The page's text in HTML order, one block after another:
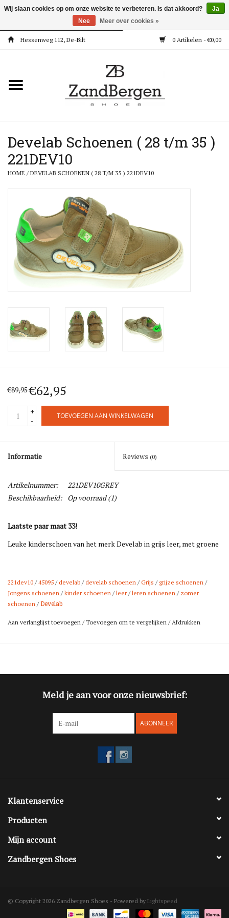
Hessenweg 112, De-Bilt 0 Artikelen - €0,00
Kleding
Meisjes
Jongens
Super Deals
Blog
Merken
Develab Schoenen ( 28 t/m 35 )
221DEV10
HOME /DEVELAB SCHOENEN ( 28 T/M 35 ) 221DEV10
€89,95€62,95
+
-
TOEVOEGEN AAN WINKELWAGEN
Informatie Reviews (0)
Artikelnummer:
221DEV10GREY
Beschikbaarheid: Op voorraad(1)
Laatste paar maat 33!
Leuke kinderschoen van het merk Develab in grijs leer, met groene
De schoen heeft verder twee klittenband sluitingen, leren voering
en uitneembaar leren voetbed.
221dev10 /45095 /develab /develab schoenen /Grijs / grijze schoenen /
Jongens schoenen /kinder schoenen /leer/leren schoenen / zomer
schoenen /Develab
Aan verlanglijst toevoegen /Toevoegen om te vergelijken / Afdrukken
Meld je aan voor onze nieuwsbrief:
ABONNEER
Klantenservice
Producten
Mijn account
Zandbergen Shoes
© Copyright 2026 Zandbergen Shoes - Powered by Lightspeed
Wij slaan cookies op om onze website te verbeteren. Is dat akkoord?
Ja
Nee
Meer over cookies »